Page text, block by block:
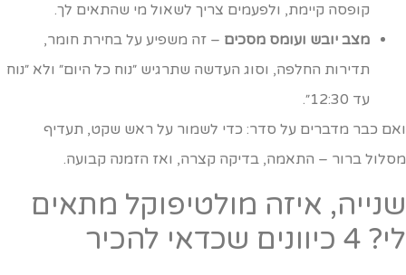
קופסה קיימת, ולפעמים צריך לשאול מי שהתאים לך.
מצב יובש ועומס מסכים– זה משפיע על בחירת חומר,
תדירות החלפה, וסוג העדשה שתרגיש ״נוח כל היום״ ולא ״נוח
עד 12:30״.
כבר מדברים על סדר: כדי לשמור על ראש שקט, תעדיף
ברור – התאמה, בדיקה קצרה, ואז הזמנה קבועה.
איזה מולטיפוקל מתאים
שכדאי להכיר